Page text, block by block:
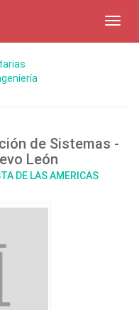
de Sistemas -
León
DE LAS AMERICAS